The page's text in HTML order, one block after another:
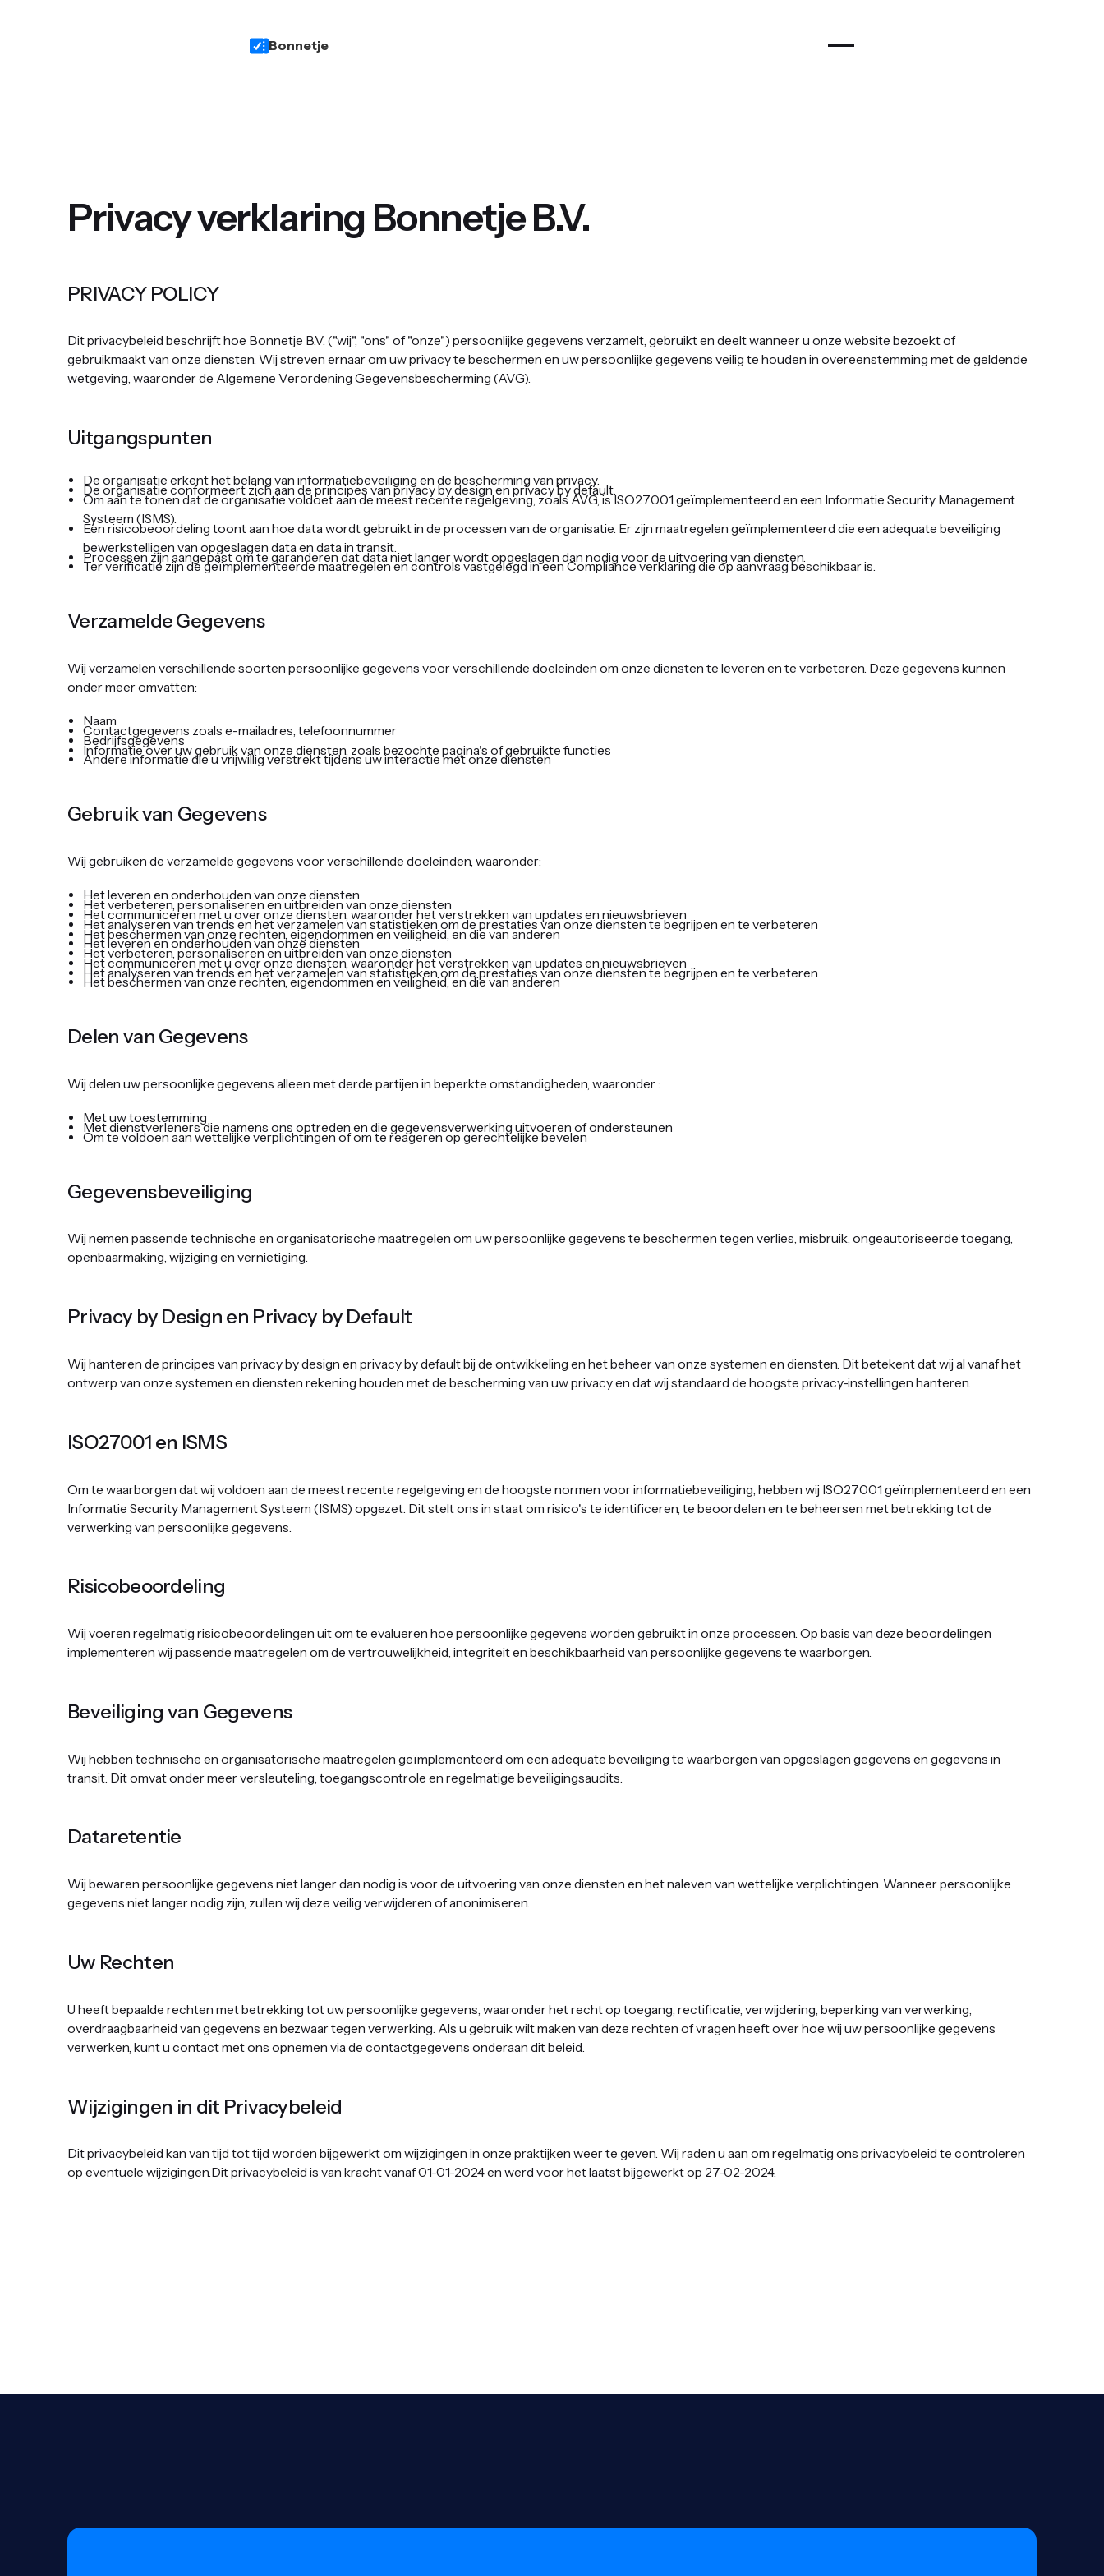
Bonnetje
Privacy verklaring Bonnetje B.V.
PRIVACY POLICY
‍Dit privacybeleid beschrijft hoe Bonnetje B.V. ("wij", "ons" of "onze") persoonlijke gegevens verzamelt, gebruikt en deelt wanneer u onze website bezoekt of
gebruikmaakt van onze diensten. Wij streven ernaar om uw privacy te beschermen en uw persoonlijke gegevens veilig te houden in overeenstemming met de geldende
wetgeving, waaronder de Algemene Verordening Gegevensbescherming (AVG).
‍Uitgangspunten
De organisatie erkent het belang van informatiebeveiliging en de bescherming van privacy.
De organisatie conformeert zich aan de principes van privacy by design en privacy by default.
Om aan te tonen dat de organisatie voldoet aan de meest recente regelgeving, zoals AVG, is ISO27001 geïmplementeerd en een Informatie Security Management
Systeem (ISMS).
Een risicobeoordeling toont aan hoe data wordt gebruikt in de processen van de organisatie. Er zijn maatregelen geïmplementeerd die een adequate beveiliging
bewerkstelligen van opgeslagen data en data in transit.
Processen zijn aangepast om te garanderen dat data niet langer wordt opgeslagen dan nodig voor de uitvoering van diensten.
Ter verificatie zijn de geïmplementeerde maatregelen en controls vastgelegd in een Compliance verklaring die op aanvraag beschikbaar is.
‍Verzamelde Gegevens ‍
Wij verzamelen verschillende soorten persoonlijke gegevens voor verschillende doeleinden om onze diensten te leveren en te verbeteren. Deze gegevens kunnen
onder meer omvatten:
Naam
Contactgegevens zoals e-mailadres, telefoonnummer
Bedrijfsgegevens
Informatie over uw gebruik van onze diensten, zoals bezochte pagina's of gebruikte functies
Andere informatie die u vrijwillig verstrekt tijdens uw interactie met onze diensten
‍Gebruik van Gegevens ‍
Wij gebruiken de verzamelde gegevens voor verschillende doeleinden, waaronder:
Het leveren en onderhouden van onze diensten
Het verbeteren, personaliseren en uitbreiden van onze diensten
Het communiceren met u over onze diensten, waaronder het verstrekken van updates en nieuwsbrieven
Het analyseren van trends en het verzamelen van statistieken om de prestaties van onze diensten te begrijpen en te verbeteren
Het beschermen van onze rechten, eigendommen en veiligheid, en die van anderen
Het leveren en onderhouden van onze diensten
Het verbeteren, personaliseren en uitbreiden van onze diensten
Het communiceren met u over onze diensten, waaronder het verstrekken van updates en nieuwsbrieven
Het analyseren van trends en het verzamelen van statistieken om de prestaties van onze diensten te begrijpen en te verbeteren
Het beschermen van onze rechten, eigendommen en veiligheid, en die van anderen
‍Delen van Gegevens ‍
Wij delen uw persoonlijke gegevens alleen met derde partijen in beperkte omstandigheden, waaronder :
Met uw toestemming
Met dienstverleners die namens ons optreden en die gegevensverwerking uitvoeren of ondersteunen
Om te voldoen aan wettelijke verplichtingen of om te reageren op gerechtelijke bevelen
Gegevensbeveiliging ‍
Wij nemen passende technische en organisatorische maatregelen om uw persoonlijke gegevens te beschermen tegen verlies, misbruik, ongeautoriseerde toegang,
openbaarmaking, wijziging en vernietiging.
‍Privacy by Design en Privacy by Default ‍
Wij hanteren de principes van privacy by design en privacy by default bij de ontwikkeling en het beheer van onze systemen en diensten. Dit betekent dat wij al vanaf het
ontwerp van onze systemen en diensten rekening houden met de bescherming van uw privacy en dat wij standaard de hoogste privacy-instellingen hanteren. ‍
ISO27001 en ISMS ‍
Om te waarborgen dat wij voldoen aan de meest recente regelgeving en de hoogste normen voor informatiebeveiliging, hebben wij ISO27001 geïmplementeerd en een
Informatie Security Management Systeem (ISMS) opgezet. Dit stelt ons in staat om risico's te identificeren, te beoordelen en te beheersen met betrekking tot de
verwerking van persoonlijke gegevens. ‍
Risicobeoordeling ‍
Wij voeren regelmatig risicobeoordelingen uit om te evalueren hoe persoonlijke gegevens worden gebruikt in onze processen. Op basis van deze beoordelingen
implementeren wij passende maatregelen om de vertrouwelijkheid, integriteit en beschikbaarheid van persoonlijke gegevens te waarborgen. ‍
Beveiliging van Gegevens
‍Wij hebben technische en organisatorische maatregelen geïmplementeerd om een adequate beveiliging te waarborgen van opgeslagen gegevens en gegevens in
transit. Dit omvat onder meer versleuteling, toegangscontrole en regelmatige beveiligingsaudits. ‍
Dataretentie ‍
Wij bewaren persoonlijke gegevens niet langer dan nodig is voor de uitvoering van onze diensten en het naleven van wettelijke verplichtingen. Wanneer persoonlijke
gegevens niet langer nodig zijn, zullen wij deze veilig verwijderen of anonimiseren. ‍
Uw Rechten ‍
U heeft bepaalde rechten met betrekking tot uw persoonlijke gegevens, waaronder het recht op toegang, rectificatie, verwijdering, beperking van verwerking,
overdraagbaarheid van gegevens en bezwaar tegen verwerking. Als u gebruik wilt maken van deze rechten of vragen heeft over hoe wij uw persoonlijke gegevens
verwerken, kunt u contact met ons opnemen via de contactgegevens onderaan dit beleid.
‍Wijzigingen in dit Privacybeleid ‍
Dit privacybeleid kan van tijd tot tijd worden bijgewerkt om wijzigingen in onze praktijken weer te geven. Wij raden u aan om regelmatig ons privacybeleid te controleren
op eventuele wijzigingen.Dit privacybeleid is van kracht vanaf 01-01-2024 en werd voor het laatst bijgewerkt op 27-02-2024.